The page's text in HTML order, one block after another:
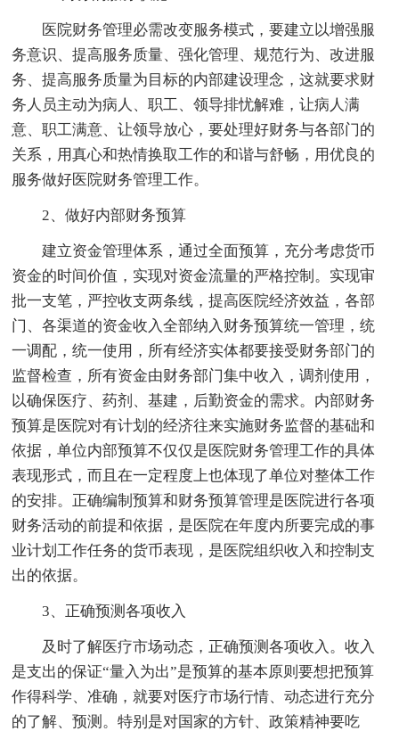
医院财务管理必需改变服务模式，要建立以增强服
务意识、提高服务质量、强化管理、规范行为、改进服
务、提高服务质量为目标的内部建设理念，这就要求财
务人员主动为病人、职工、领导排忧解难，让病人满
意、职工满意、让领导放心，要处理好财务与各部门的
关系，用真心和热情换取工作的和谐与舒畅，用优良的
服务做好医院财务管理工作。
2、做好内部财务预算
建立资金管理体系，通过全面预算，充分考虑货币
资金的时间价值，实现对资金流量的严格控制。实现审
批一支笔，严控收支两条线，提高医院经济效益，各部
门、各渠道的资金收入全部纳入财务预算统一管理，统
一调配，统一使用，所有经济实体都要接受财务部门的
监督检查，所有资金由财务部门集中收入，调剂使用，
以确保医疗、药剂、基建，后勤资金的需求。内部财务
预算是医院对有计划的经济往来实施财务监督的基础和
依据，单位内部预算不仅仅是医院财务管理工作的具体
表现形式，而且在一定程度上也体现了单位对整体工作
的安排。正确编制预算和财务预算管理是医院进行各项
财务活动的前提和依据，是医院在年度内所要完成的事
业计划工作任务的货币表现，是医院组织收入和控制支
出的依据。
3、正确预测各项收入
及时了解医疗市场动态，正确预测各项收入。收入
是支出的保证“量入为出”是预算的基本原则要想把预算
作得科学、准确，就要对医疗市场行情、动态进行充分
的了解、预测。特别是对国家的方针、政策精神要吃